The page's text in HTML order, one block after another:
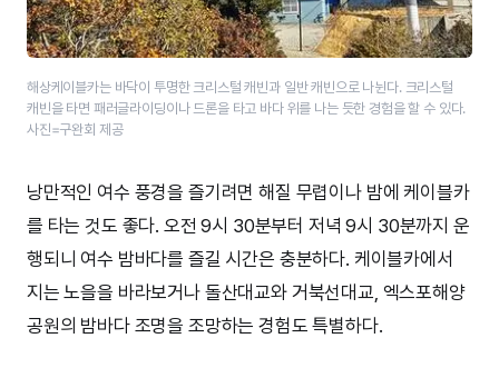
해상케이블카는 바닥이 투명한 크리스털 캐빈과 일반 캐빈으로 나뉜다. 크리스털
캐빈을 타면 패러글라이딩이나 드론을 타고 바다 위를 나는 듯한 경험을 할 수 있다.
사진=구완회 제공
낭만적인 여수 풍경을 즐기려면 해질 무렵이나 밤에 케이블카
를 타는 것도 좋다. 오전 9시 30분부터 저녁 9시 30분까지 운
행되니 여수 밤바다를 즐길 시간은 충분하다. 케이블카에서
지는 노을을 바라보거나 돌산대교와 거북선대교, 엑스포해양
공원의 밤바다 조명을 조망하는 경험도 특별하다.